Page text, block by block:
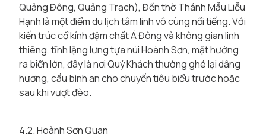
Quảng Đông, Quảng Trạch), Đền thờ Thánh Mẫu Liễu
Hạnh là một điểm du lịch tâm linh vô cùng nổi tiếng. Với
kiến trúc cổ kính đậm chất Á Đông và không gian linh
thiêng, tĩnh lặng lưng tựa núi Hoành Sơn, mặt hướng
ra biển lớn, đây là nơi Quý Khách thường ghé lại dâng
hương, cầu bình an cho chuyến tiêu biểu trước hoặc
sau khi vượt đèo.
4.2. Hoành Sơn Quan